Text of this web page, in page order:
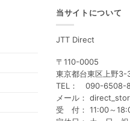
当サイトについて
JTT Direct
〒110-0005
東京都台東区上野
TEL： 090-6508-
メール：
受 付： 11:00～